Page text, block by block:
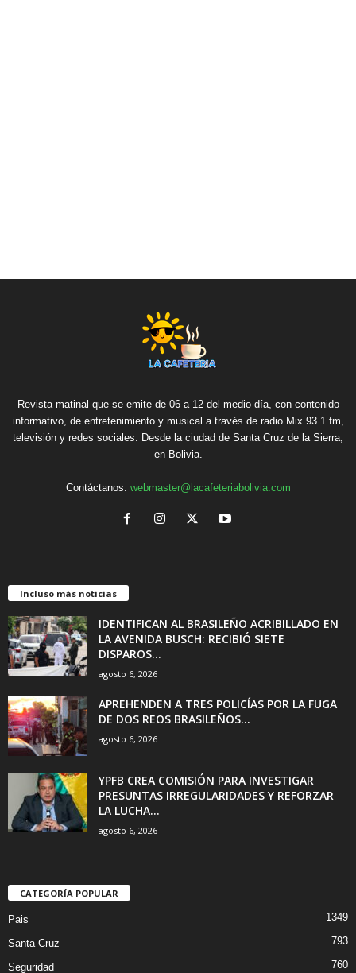
Revista matinal que se emite de 06 a 12 del medio día, con contenido
informativo, de entretenimiento y musical a través de radio Mix 93.1 fm,
televisión y redes sociales. Desde la ciudad de Santa Cruz de la Sierra,
en Bolivia.
Contáctanos: webmaster@lacafeteriabolivia.com
Incluso más noticias
IDENTIFICAN AL BRASILEÑO ACRIBILLADO EN
LA AVENIDA BUSCH: RECIBIÓ SIETE
DISPAROS...
agosto 6, 2026
APREHENDEN A TRES POLICÍAS POR LA FUGA
DE DOS REOS BRASILEÑOS...
agosto 6, 2026
YPFB CREA COMISIÓN PARA INVESTIGAR
PRESUNTAS IRREGULARIDADES Y REFORZAR
LA LUCHA...
agosto 6, 2026
CATEGORÍA POPULAR
Pais 1349
Santa Cruz 793
Seguridad 760